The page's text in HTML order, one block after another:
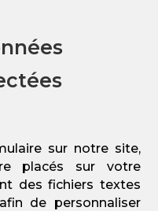
sur notre site,
placés sur votre
des fichiers textes
de personnaliser